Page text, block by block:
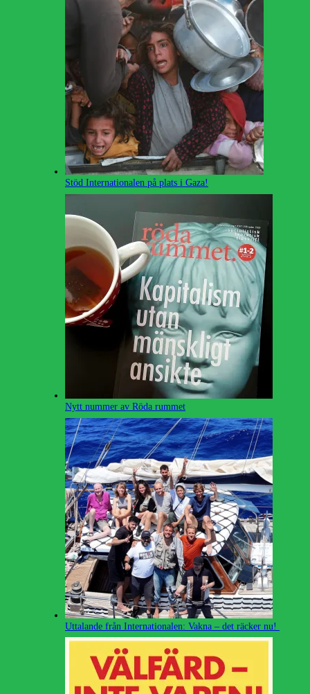
Stöd Internationalen på plats i Gaza!
Nytt nummer av Röda rummet
Uttalande från Internationalen: Vakna – det räcker nu!